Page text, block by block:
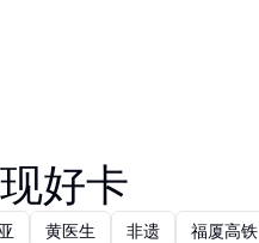
好卡
黄医生 非遗 福厦高铁